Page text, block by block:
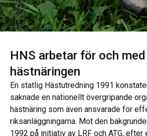
HNS arbetar för och med
hästnäringen
En statlig Hästutredning 1991
saknade en nationellt övergripande
hästnäring som även ansvarade för
riksanläggningarna. Mot den
1992 på initiativ av LRF och ATG, efter